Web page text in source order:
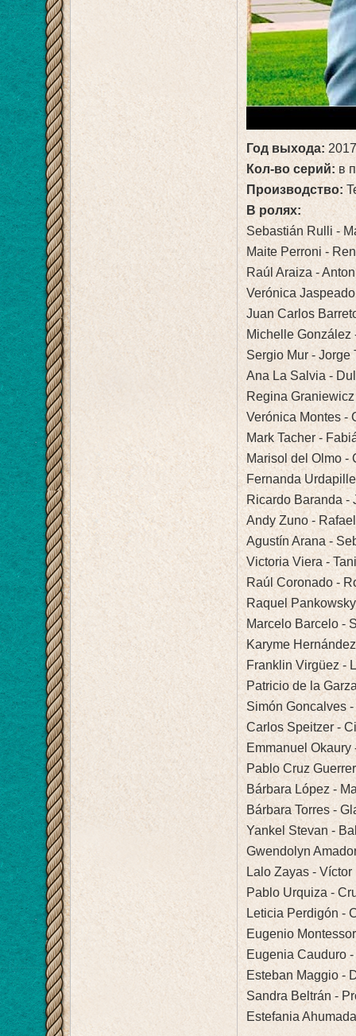
Год выхода:
Кол-во серий: в
Производство:
В ролях:
Sebastián Rulli -
Maite Perroni -
Raúl Araiza -
Verónica
Juan Carlos
Michelle González
Sergio Mur - Jorge
Ana La Salvia -
Regina
Verónica Montes -
Mark Tacher -
Marisol del Olmo -
Fernanda
Ricardo Baranda -
Andy Zuno -
Agustín Arana -
Victoria Viera -
Raúl Coronado -
Raquel
Marcelo Barcelo -
Karyme
Franklin Virgüez -
Patricio de la
Simón Goncalves
Carlos Speitzer -
Emmanuel
Pablo Cruz
Bárbara López -
Bárbara Torres -
Yankel Stevan -
Gwendolyn
Lalo Zayas - Víctor
Pablo Urquiza -
Leticia Perdigón -
Eugenio
Eugenia Cauduro
Esteban Maggio -
Sandra Beltrán -
Estefania